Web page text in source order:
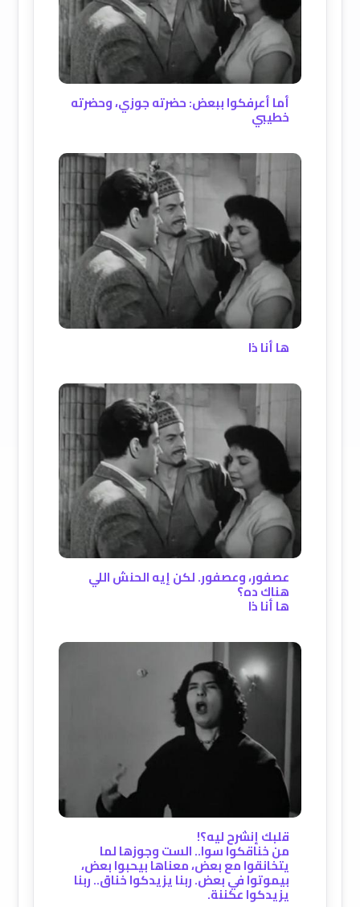
أما أعرفكوا ببعض: حضرته جوزي، وحضرته
خطيبي
ها أنا ذا
عصفور، وعصفور. لكن إيه الحنش اللي
هناك ده؟
ها أنا ذا
قلبك إنشرح ليه؟!
من خناقكوا سوا.. الست وجوزها لما
يتخانقوا مع بعض، معناها بيحبوا بعض،
بيموتوا في بعض. ربنا يزيدكوا خناق.. ربنا
يزيدكوا عكننة.